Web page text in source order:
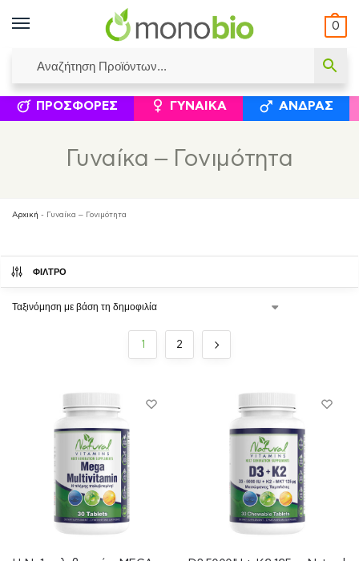
0
ΙΣΟΛΟΓΙΣΜΟΊ ΕΛΕΆΝΝΑ ΧΡΙΣΤΙΝΆΚΗ ΕΠΙΚΟΙΝΩΝΊΑ
ΣΥΜΠΛΗΡΏΜΑΤΑ ΔΙΑΤΡΟΦΉΣ ΦΥΣΙΚΆ
ΠΡΟΣΦΟΡΈΣ ΓΥΝΑΊΚΑ ΆΝΔΡΑΣ
Γυναίκα – Γονιμότητα
Αρχική - Γυναίκα – Γονιμότητα
ΦΙΛΤΡΟ
1 2